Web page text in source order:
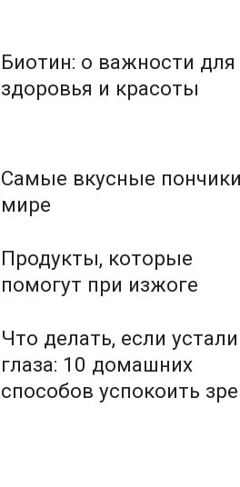
Биотин: о важности для
здоровья и красоты
Самые вкусные
мире
Продукты, которые
помогут при изжоге
Что делать, если устали
глаза: 10 домашних
способов успокоить